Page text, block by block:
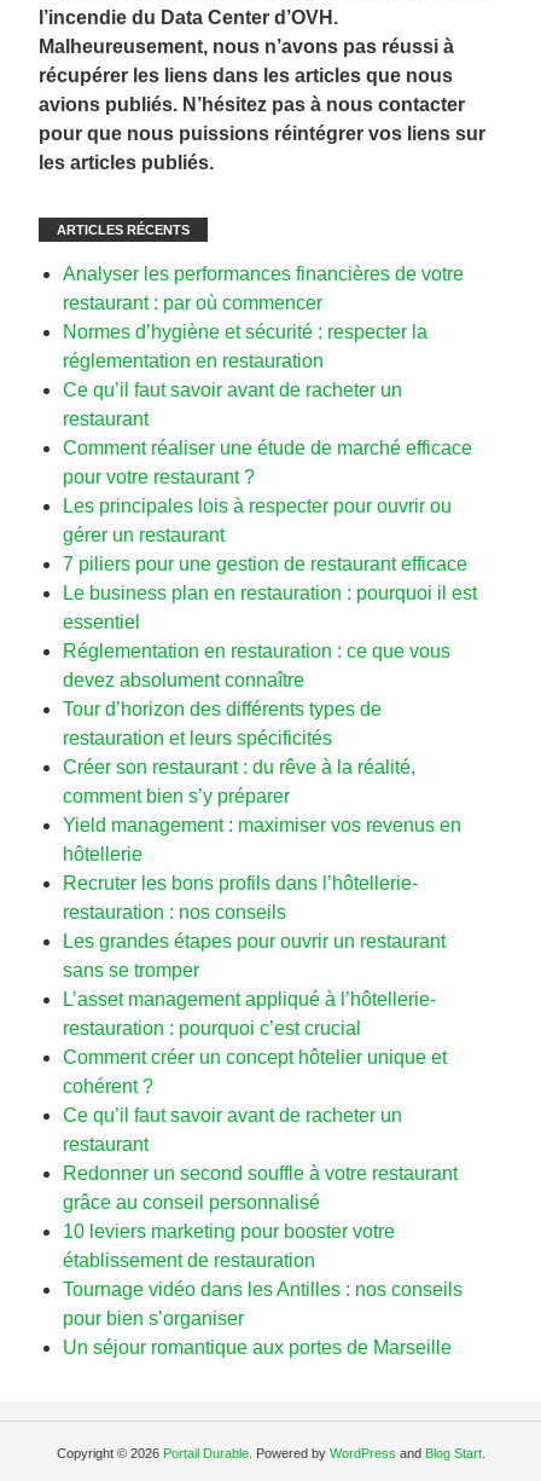
l’incendie du Data Center d’OVH.
Malheureusement, nous n’avons pas réussi à
récupérer les liens dans les articles que nous
avions publiés. N’hésitez pas à nous contacter
pour que nous puissions réintégrer vos liens sur
les articles publiés.
ARTICLES RÉCENTS
Analyser les performances financières de votre
restaurant : par où commencer
Normes d’hygiène et sécurité : respecter la
réglementation en restauration
Ce qu’il faut savoir avant de racheter un
restaurant
Comment réaliser une étude de marché efficace
pour votre restaurant ?
Les principales lois à respecter pour ouvrir ou
gérer un restaurant
7 piliers pour une gestion de restaurant efficace
Le business plan en restauration : pourquoi il est
essentiel
Réglementation en restauration : ce que vous
devez absolument connaître
Tour d’horizon des différents types de
restauration et leurs spécificités
Créer son restaurant : du rêve à la réalité,
comment bien s’y préparer
Yield management : maximiser vos revenus en
hôtellerie
Recruter les bons profils dans l’hôtellerie-
restauration : nos conseils
Les grandes étapes pour ouvrir un restaurant
sans se tromper
L’asset management appliqué à l’hôtellerie-
restauration : pourquoi c’est crucial
Comment créer un concept hôtelier unique et
cohérent ?
Ce qu’il faut savoir avant de racheter un
restaurant
Redonner un second souffle à votre restaurant
grâce au conseil personnalisé
10 leviers marketing pour booster votre
établissement de restauration
Tournage vidéo dans les Antilles : nos conseils
pour bien s’organiser
Un séjour romantique aux portes de Marseille
Copyright © 2026 Portail Durable. Powered by WordPress and Blog Start.